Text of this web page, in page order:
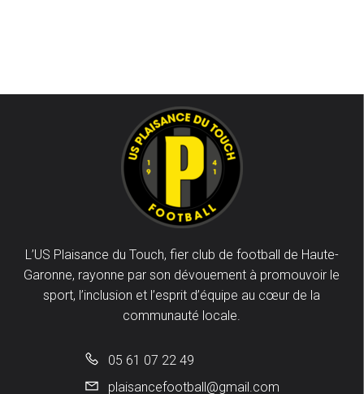
L’US Plaisance du Touch, fier club de football de Haute-
Garonne, rayonne par son dévouement à promouvoir le
sport, l’inclusion et l’esprit d’équipe au cœur de la
communauté locale.
05 61 07 22 49
plaisancefootball@gmail.com